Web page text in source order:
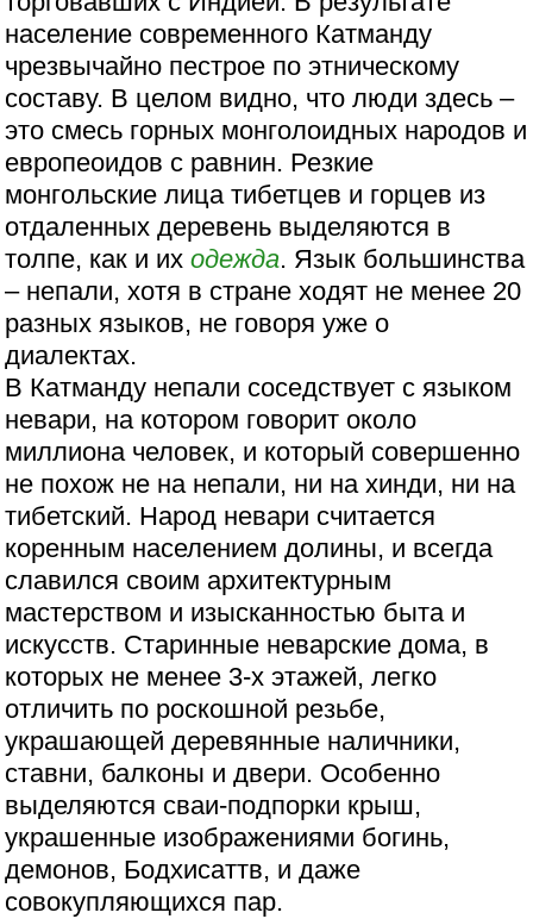
население современного Катманду
чрезвычайно пестрое по этническому
составу. В целом видно, что люди здесь –
это смесь горных монголоидных народов и
европеоидов с равнин. Резкие
монгольские лица тибетцев и горцев из
отдаленных деревень выделяются в
толпе, как и иходежда. Язык большинства
– непали, хотя в стране ходят не менее 20
разных языков, не говоря уже о
диалектах.
В Катманду непали соседствует с языком
невари, на котором говорит около
миллиона человек, и который совершенно
не похож не на непали, ни на хинди, ни на
тибетский. Народ невари считается
коренным населением долины, и всегда
славился своим архитектурным
мастерством и изысканностью быта и
искусств. Старинные неварские дома, в
которых не менее 3-х этажей, легко
отличить по роскошной резьбе,
украшающей деревянные наличники,
ставни, балконы и двери. Особенно
выделяются сваи-подпорки крыш,
украшенные изображениями богинь,
демонов, Бодхисаттв, и даже
совокупляющихся пар.